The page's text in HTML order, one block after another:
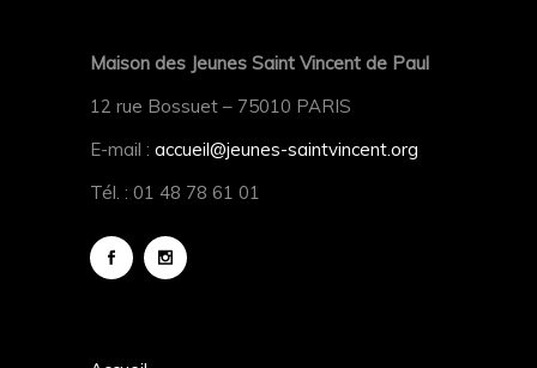
Maison des Jeunes Saint Vincent de Paul
12 rue Bossuet – 75010 PARIS
E-mail : accueil@jeunes-saintvincent.org
Tél. : 01 48 78 61 01